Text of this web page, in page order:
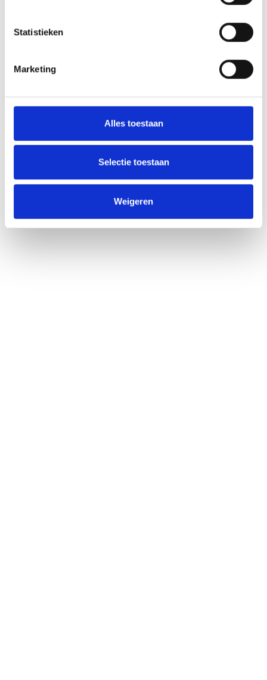
Statistieken
Marketing
Alles toestaan
Selectie toestaan
Weigeren